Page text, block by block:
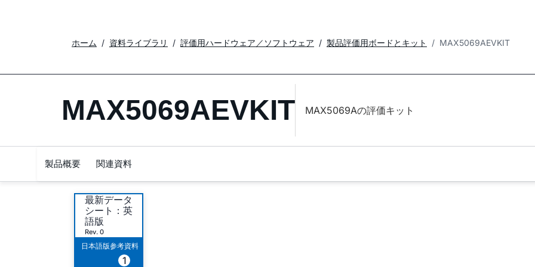
ホーム 資料ライブラリ 評価用ハードウェア／ソフトウェア 製品評価用ボードとキット MAX5069AEVKIT
MAX5069AEVKIT MAX5069Aの評価キット
製品概要 関連資料
最新データ
シート：英
語版
Rev. 0
日本語版参考資料
1